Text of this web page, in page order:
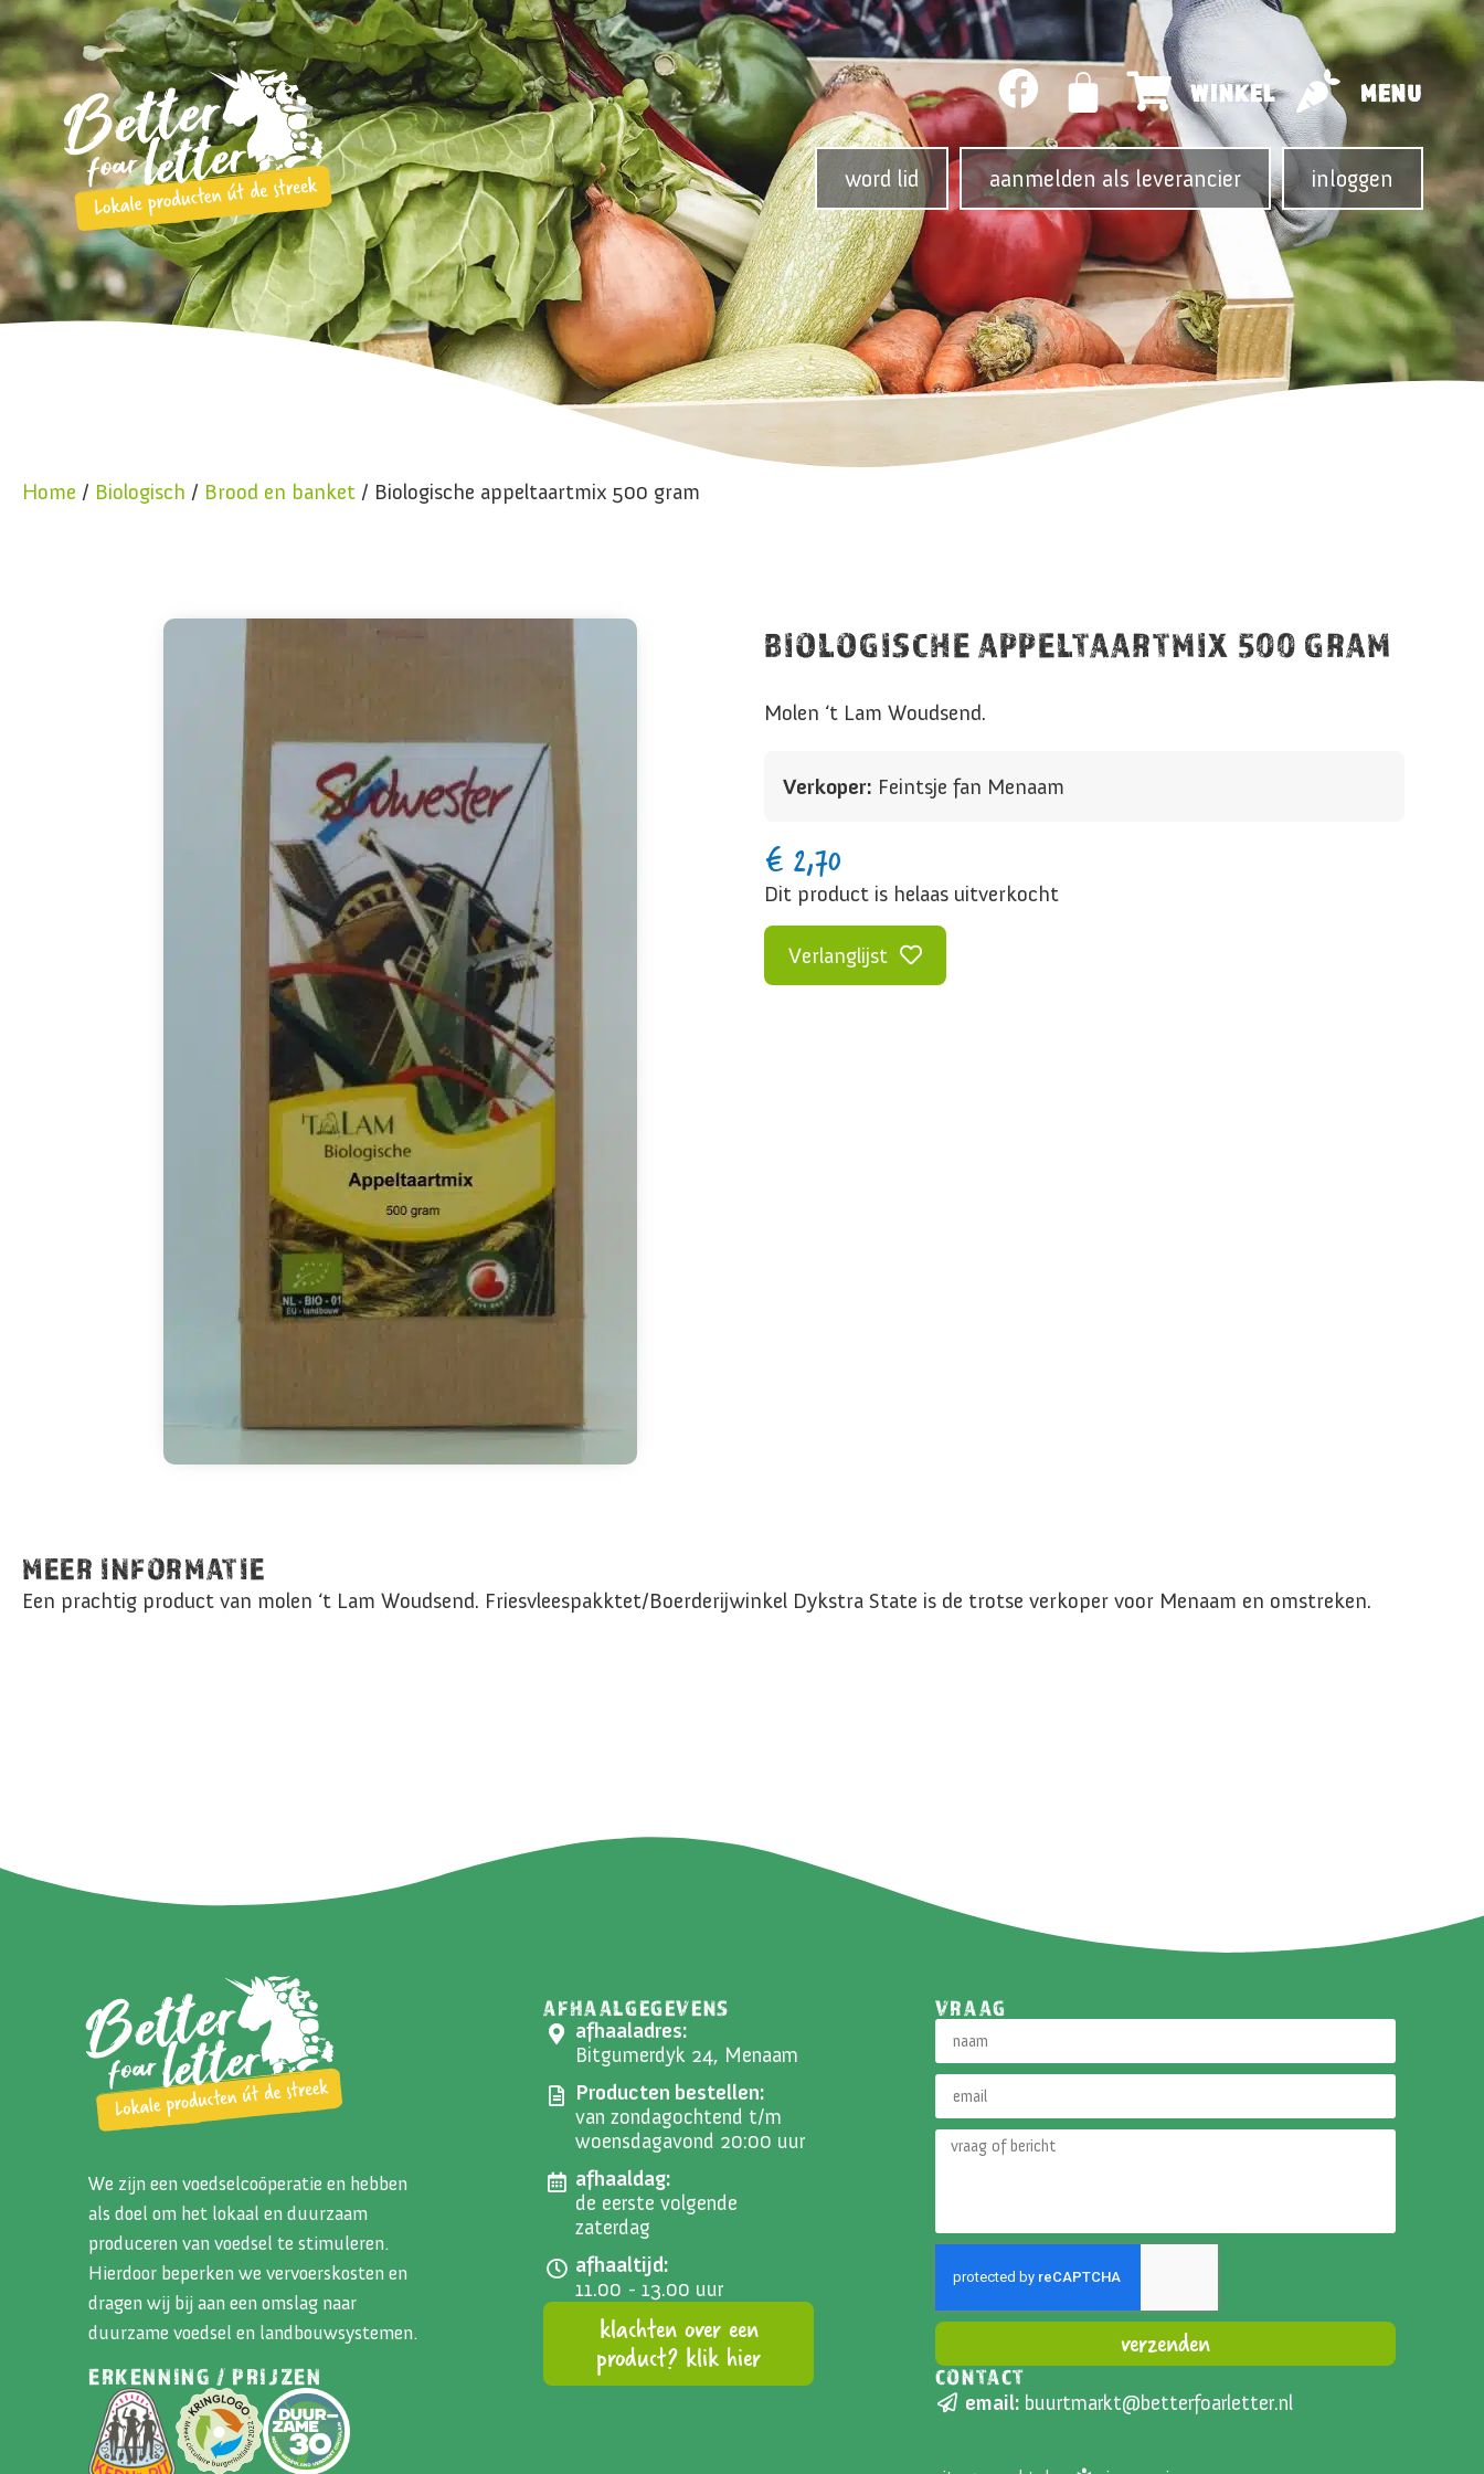
WINKEL MENU
word lid aanmelden als leverancier inloggen
Home / Biologisch / Brood en banket / Biologische appeltaartmix 500 gram
BIOLOGISCHE APPELTAARTMIX 500 GRAM
Molen ‘t Lam Woudsend.
Verkoper: Feintsje fan Menaam
€ 2,70
Dit product is helaas uitverkocht
Verlanglijst
MEER INFORMATIE
Een prachtig product van molen ‘t Lam Woudsend. Friesvleespakktet/Boerderijwinkel Dykstra State is de trotse verkoper voor Menaam en omstreken.
We zijn een voedselcoöperatie en hebben
als doel om het lokaal en duurzaam
produceren van voedsel te stimuleren.
Hierdoor beperken we vervoerskosten en
dragen wij bij aan een omslag naar
duurzame voedsel en landbouwsystemen.
ERKENNING / PRIJZEN
AFHAALGEGEVENS
afhaaladres:
Bitgumerdyk 24, Menaam
Producten bestellen:
van zondagochtend t/m
woensdagavond 20:00 uur
afhaaldag:
de eerste volgende
zaterdag
afhaaltijd:
11.00 - 13.00 uur
klachten over een
product? klik hier
VRAAG
verzenden
Alternative:
CONTACT
email: buurtmarkt@betterfoarletter.nl